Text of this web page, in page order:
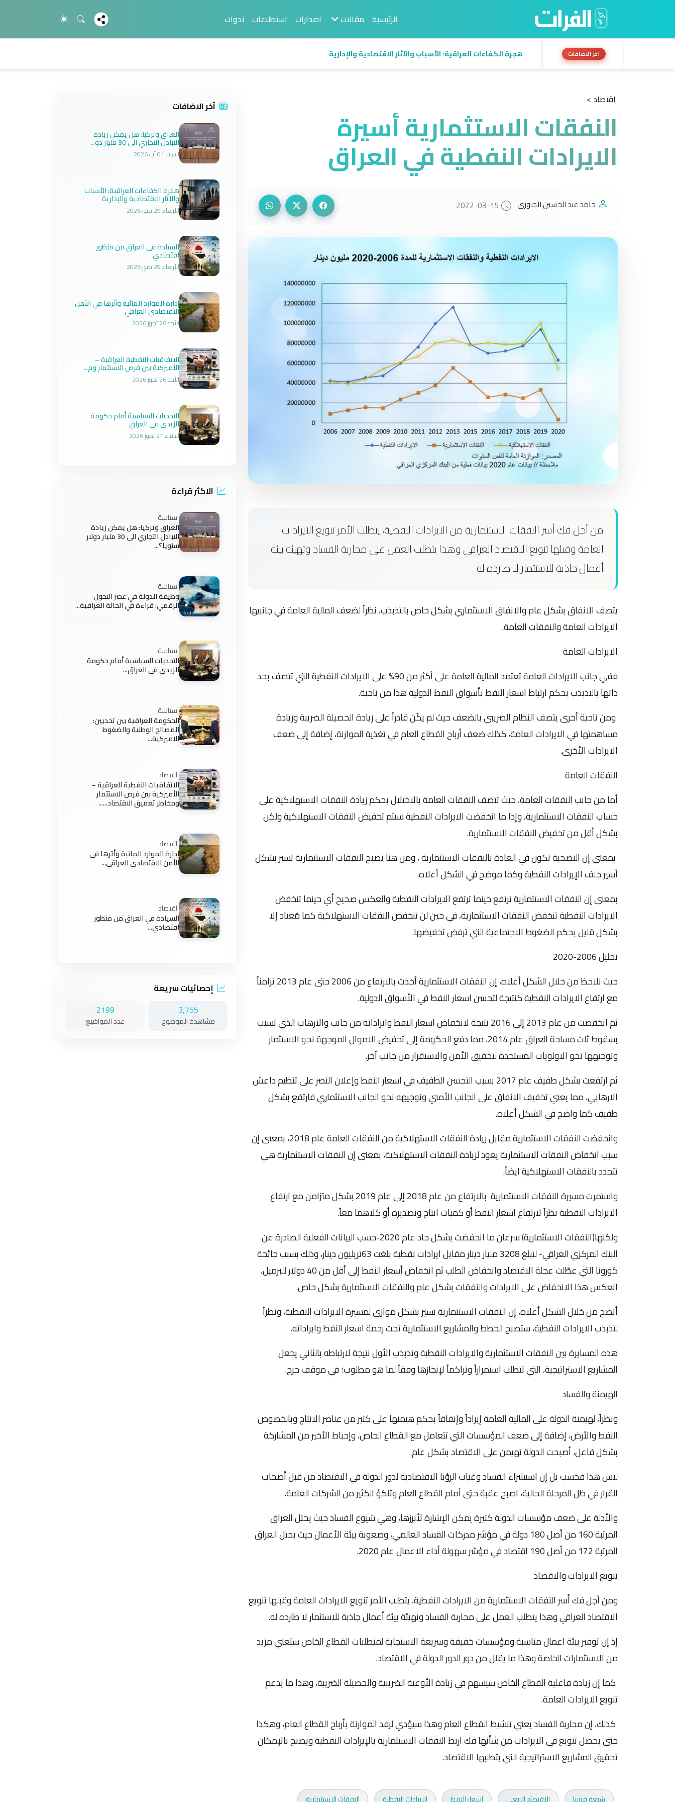
الرئيسية مقالات اصدارات استطلاعات ندوات
آخر الاضافات هجرة الكفاءات العراقية: الأسباب والآثار الاقتصادية والإدارية
اقتصاد >
النفقات الاستثمارية أسيرة
الايرادات النفطية في العراق
حامد عبد الحسين الجبوري 2022-03-15
من أجل فك أَسر النفقات الاستثمارية من الايرادات النفطية، يتطلب الأمر تنويع الايرادات
العامة وقبلها تنويع الاقتصاد العراقي وهذا يتطلب العمل على محاربة الفساد وتهيئة بيئة
أعمال جاذبة للاستثمار لا طارده له
يتصف الانفاق بشكل عام والانفاق الاستثماري بشكل خاص بالتذبذب، نظراً لضعف المالية العامة في جانبيها
الايرادات العامة والنفقات العامة.
الايرادات العامة
ففي جانب الايرادات العامة تعتمد المالية العامة على أكثر من 90% على الايرادات النفطية التي تتصف بحد
ذاتها بالتذبذب بحكم ارتباط اسعار النفط بأسواق النفط الدولية هذا من ناحية.
ومن ناحية أخرى يتصف النظام الضريبي بالضعف حيث لم يكُن قادراً على زيادة الحصيلة الضريبة وزيادة
مساهمتها في الايرادات العامة، كذلك ضعف أرباح القطاع العام في تغذية الموازنة، إضافة إلى ضعف
الايرادات الأخرى.
النفقات العامة
أما من جانب النفقات العامة، حيث تتصف النفقات العامة بالاختلال بحكم زيادة النفقات الاستهلاكية على
حساب النفقات الاستثمارية، وإذا ما انخفضت الايرادات النفطية سيتم تخفيض النفقات الاستهلاكية ولكن
بشكل أقل من تخفيض النفقات الاستثمارية.
بمعنى إن التضحية تكون في العادة بالنفقات الاستثمارية ، ومن هنا تصبح النفقات الاستثمارية تسير بشكل
أسير خلف الإيرادات النفطية وكما موضح في الشكل أعلاه.
بمعنى إن النفقات الاستثمارية ترتفع حينما ترتفع الايرادات النفطية والعكس صحيح أي حينما تنخفض
الايرادات النفطية تنخفض النفقات الاستثمارية، في حين لن تنخفض النفقات الاستهلاكية كما مُعتاد إلا
بشكل قليل بحكم الضغوط الاجتماعية التي ترفض تخفيضها.
تحليل 2006-2020
حيث نلاحظ من خلال الشكل أعلاه، إن النفقات الاستثمارية أخذت بالارتفاع من 2006 حتى عام 2013 تزامناً
مع ارتفاع الايرادات النفطية كنتيجة لتحسن اسعار النفط في الأسواق الدولية.
ثم انخفضت من عام 2013 إلى 2016 نتيجة لانخفاض اسعار النفط وايراداته من جانب والارهاب الذي تسبب
بسقوط ثلث مساحة العراق عام 2014، مما دفع الحكومة إلى تخفيض الاموال الموجهة نحو الاستثمار
وتوجيهها نحو الاولويات المستجدة لتحقيق الأمن والاستقرار من جانب آخر.
ثم ارتفعت بشكل طفيف عام 2017 بسبب التحسن الطفيف في اسعار النفط وإعلان النصر على تنظيم داعش
الارهابي، مما يعني تخفيف الانفاق على الجانب الأمني وتوجيهه نحو الجانب الاستثماري فارتفع بشكل
طفيف كما واضح في الشكل أعلاه.
وانخفضت النفقات الاستثمارية مقابل زيادة النفقات الاستهلاكية من النفقات العامة عام 2018، بمعنى إن
سبب انخفاض النفقات الاستثمارية يعود لزيادة النفقات الاستهلاكية، بمعنى إن النفقات الاستثمارية هي
تتحدد بالنفقات الاستهلاكية ايضاً.
واستمرت مسيرة النفقات الاستثمارية بالارتفاع من عام 2018 إلى عام 2019 بشكل متزامن مع ارتفاع
الايرادات النفطية نظراً لارتفاع اسعار النفط أو كميات انتاج وتصديره أو كلاهما معاً.
ولكنها(النفقات الاستثمارية) سرعان ما انخفضت بشكل حاد عام 2020-حسب البيانات الفعلية الصادرة عن
البنك المركزي العراقي- لتبلغ 3208 مليار دينار مقابل ايرادات نفطية بلغت 63تريليون دينار، وذلك بسبب جائحة
كورونا التي عطّلت عجلة الاقتصاد وانخفاض الطلب ثم انخفاض أسعار النفط إلى أقل من 40 دولار للبرميل،
انعكس هذا الانخفاض على الايرادات والنفقات بشكل عام والنفقات الاستثمارية بشكل خاص.
أتضح من خلال الشكل أعلاه، إن النفقات الاستثمارية تسير بشكل موازي لمسيرة الايرادات النفطية، ونظراً
لتذبذب الايرادات النفطية، ستصبح الخطط والمشاريع الاستثمارية تحت رحمة اسعار النفط وايراداته.
هذه المسايرة بين النفقات الاستثمارية والايرادات النفطية وتذبذب الأول نتيجة لارتباطه بالثاني يجعل
المشاريع الاستراتيجية، التي تتطلب استمراراً وتراكماً لإنجازها وفقاً لما هو مطلوب؛ في موقف حرج.
الهيمنة والفساد
ونظراً، لهيمنة الدولة على المالية العامة إيراداً وإنفاقاً بحكم هيمنها على كثير من عناصر الانتاج وبالخصوص
النفط والأرض، إضافة إلى ضعف المؤسسات التي تتعامل مع القطاع الخاص، وإحباط الأخير من المشاركة
بشكل فاعل، أصبحت الدولة تهيمن على الاقتصاد بشكل عام.
ليس هذا فحسب بل إن استشراء الفساد وغياب الرؤيا الاقتصادية لدور الدولة في الاقتصاد من قبل أصحاب
القرار في ظل المرحلة الحالية، اصبح عقبة حتى أمام القطاع العام وتلكؤ الكثير من الشركات العامة.
والأدلة على ضعف مؤسسات الدولة كثيرة يمكن الإشارة لأبرزها، وهي شيوع الفساد حيث يحتل العراق
المرتبة 160 من أصل 180 دولة في مؤشر مدركات الفساد العالمي، وصعوبة بيئة الأعمال حيث يحتل العراق
المرتبة 172 من أصل 190 اقتصاد في مؤشر سهولة أداء الاعمال عام 2020.
تنويع الايرادات والاقصاد
ومن أجل فك أَسر النفقات الاستثمارية من الايرادات النفطية، يتطلب الأمر تنويع الايرادات العامة وقبلها تنويع
الاقتصاد العراقي وهذا يتطلب العمل على محاربة الفساد وتهيئة بيئة أعمال جاذبة للاستثمار لا طارده له.
إذ إن توفير بيئة اعمال مناسبة ومؤسسات خفيفة وسريعة الاستجابة لمتطلبات القطاع الخاص ستعني مزيد
من الاستثمارات الخاصة وهذا ما يقلل من دور الدور الدولة في الاقتصاد.
كما إن زيادة فاعلية القطاع الخاص سيسهم في زيادة الأوعية الضريبية والحصيلة الضريبة، وهذا ما يدعم
تنويع الايرادات العامة.
كذلك، إن محاربة الفساد يعني تنشيط القطاع العام وهذا سيؤدي لرفد الموازنة بأرباح القطاع العام، وهكذا
حتى يحصل تنويع في الايرادات من شأنها فك اربط النفقات الاستثمارية بالإيرادات النفطية ويصبح بالإمكان
تحقيق المشاريع الاستراتيجية التي يتطلبها الاقتصاد.
شيعة فوبيا الاقتصاد الريعي اسعار النفط الايرادات النفطية النفقات الاستثمارية
آخر الاضافات
العراق وتركيا: هل يمكن زيادة
التبادل التجاري الى 30 مليار دو...
السبت 01 آب 2026
هجرة الكفاءات العراقية: الأسباب
والآثار الاقتصادية والإدارية
الأربعاء 29 تموز 2026
السيادة في العراق من منظور
اقتصادي
الأربعاء 29 تموز 2026
إدارة الموارد المائية وأثرها في الأمن
الاقتصادي العراقي
الأحد 26 تموز 2026
الاتفاقيات النفطية العراقية –
الأميركية بين فرص الاستثمار وم...
الأحد 26 تموز 2026
التحديات السياسية أمام حكومة
الزيدي في العراق
الثلاثاء 21 تموز 2026
الاكثر قراءة
سياسة
العراق وتركيا: هل يمكن زيادة
التبادل التجاري الى 30 مليار دولار
سنويا؟...
سياسة
وظيفة الدولة في عصر التحول
الرقمي: قراءة في الحالة العراقية...
سياسة
التحديات السياسية أمام حكومة
الزيدي في العراق...
سياسة
الحكومة العراقية بين تحديين:
المصالح الوطنية والضغوط
الاميركية...
اقتصاد
الاتفاقيات النفطية العراقية –
الأميركية بين فرص الاستثمار
ومخاطر تعميق الاقتصاد......
اقتصاد
إدارة الموارد المائية وأثرها في
الأمن الاقتصادي العراقي...
اقتصاد
السيادة في العراق من منظور
اقتصادي...
إحصائيات سريعة
3,755
مشاهدة الموضوع
2199
عدد المواضيع